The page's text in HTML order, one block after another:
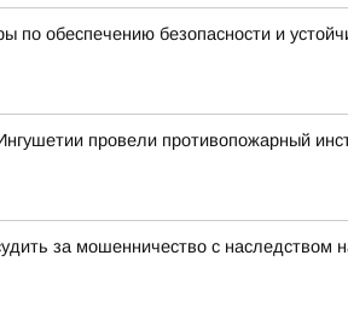
по обеспечению безопасности и
провели противопожарный
за мошенничество с наследством